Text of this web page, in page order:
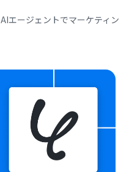
AIエージェントでマーケティン